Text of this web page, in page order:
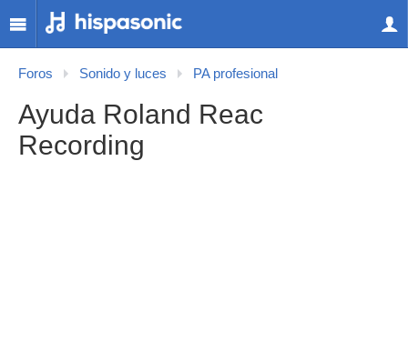
Foros Sonido y luces PA profesional
Ayuda Roland Reac
Recording